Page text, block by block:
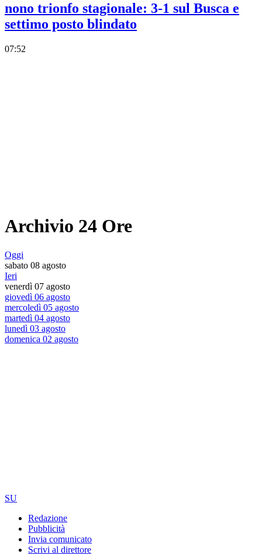
nono trionfo stagionale: 3-1 sul Busca e
settimo posto blindato
07:52
Archivio 24 Ore
Oggi
sabato 08 agosto
Ieri
venerdì 07 agosto
giovedì 06 agosto
mercoledì 05 agosto
martedì 04 agosto
lunedì 03 agosto
domenica 02 agosto
SU
Redazione
Pubblicità
Invia comunicato
Scrivi al direttore